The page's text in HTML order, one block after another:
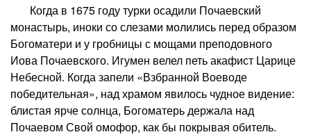
Когда в 1675 году турки осадили Почаевский
монастырь, иноки со слезами молились перед образом
Богоматери и у гробницы с мощами преподовного
Иова Почаевского. Игумен велел петь акафист Царице
Небесной. Когда запели «Взбранной Воеводе
победительная», над храмом явилось чудное видение:
блистая ярче солнца, Богоматерь держала над
Почаевом Свой омофор, как бы покрывая обитель.